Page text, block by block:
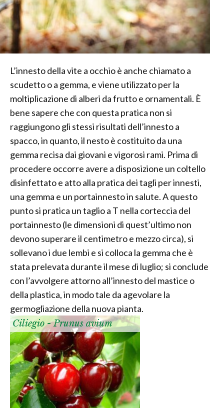
L’innesto della vite a occhio è anche chiamato a
scudetto o a gemma, e viene utilizzato per la
moltiplicazione di alberi da frutto e ornamentali. È
bene sapere che con questa pratica non si
raggiungono gli stessi risultati dell’innesto a
spacco, in quanto, il nesto è costituito da una
gemma recisa dai giovani e vigorosi rami. Prima di
procedere occorre avere a disposizione un coltello
disinfettato e atto alla pratica dei tagli per innesti,
una gemma e un portainnesto in salute. A questo
punto si pratica un taglio a T nella corteccia del
portainnesto (le dimensioni di quest’ultimo non
devono superare il centimetro e mezzo circa), si
sollevano i due lembi e si colloca la gemma che è
stata prelevata durante il mese di luglio; si conclude
con l’avvolgere attorno all’innesto del mastice o
della plastica, in modo tale da agevolare la
germogliazione della nuova pianta.
Ciliegio - Prunus avium